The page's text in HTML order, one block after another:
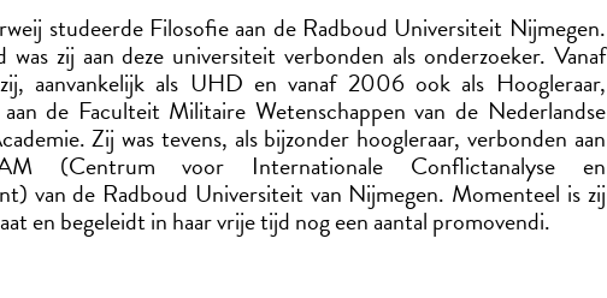
studeerde Filosofie aan de Radboud Universiteit Nijmegen.
was zij aan deze universiteit verbonden als onderzoeker. Vanaf
aanvankelijk als UHD en vanaf 2006 ook als Hoogleraar,
de Faculteit Militaire Wetenschappen van de Nederlandse
Zij was tevens, als bijzonder hoogleraar, verbonden aan
(Centrum voor Internationale Conflictanalyse en
van de Radboud Universiteit van Nijmegen. Momenteel is zij
en begeleidt in haar vrije tijd nog een aantal promovendi.